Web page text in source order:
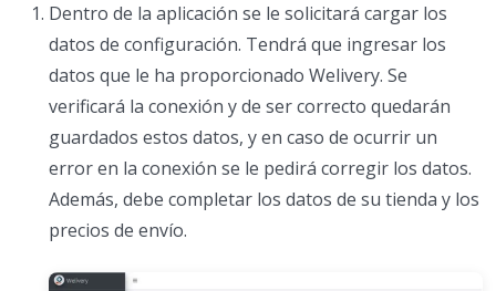
Dentro de la aplicación se le solicitará cargar los
datos de configuración. Tendrá que ingresar los
datos que le ha proporcionado Welivery. Se
verificará la conexión y de ser correcto quedarán
guardados estos datos, y en caso de ocurrir un
error en la conexión se le pedirá corregir los datos.
Además, debe completar los datos de su tienda y los
precios de envío.